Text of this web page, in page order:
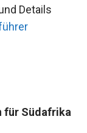
Details
für Südafrika